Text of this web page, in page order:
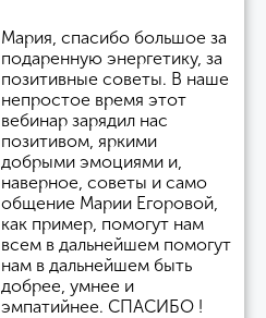
Мария, спасибо большое за
подаренную энергетику, за
позитивные советы. В наше
непростое время этот
вебинар зарядил нас
позитивом, яркими
добрыми эмоциями и,
наверное, советы и само
общение Марии Егоровой,
как пример, помогут нам
всем в дальнейшем помогут
нам в дальнейшем быть
добрее, умнее и
эмпатийнее. СПАСИБО !